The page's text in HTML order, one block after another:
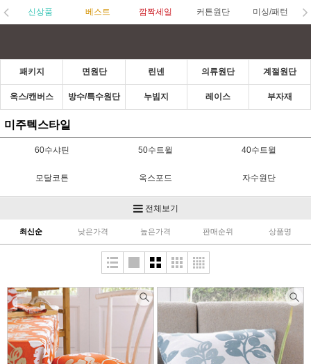
신상품 베스트 깜짝세일 커튼원단 미싱/패턴
패키지 면원단 린넨 의류원단 계절원단
옥스/캔버스 방수/특수원단 누빔지 레이스 부자재
미주텍스타일
60수샤틴 50수트윌 40수트윌
모달코튼 옥스포드 자수원단
멜란선염
린넨선염 캔버스
무지
전체보기
최신순 낮은가격 높은가격 판매순위 상품명